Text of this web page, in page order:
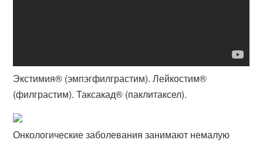
Экстимия® (эмпэгфилграстим). Лейкостим®
(филграстим). Таксакад® (паклитаксел).
Онкологические заболевания занимают немалую